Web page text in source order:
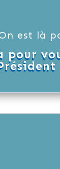
est là
pour